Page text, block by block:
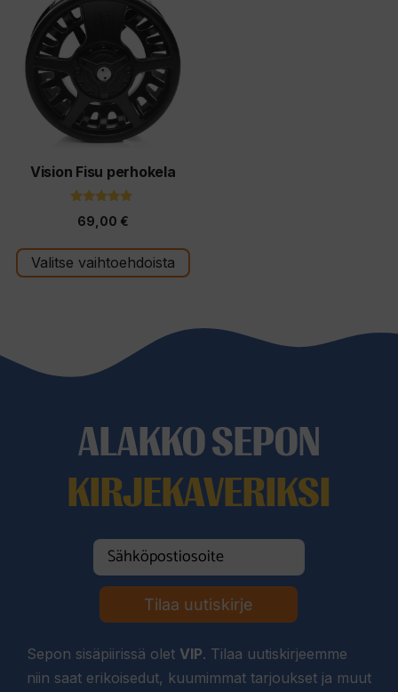
Vision Fisu perhokela
5:stä
69,00 €
Valitse vaihtoehdoista
useampi
muunnelma.
Voit
tehdä
tuotteen
ALAKKO SEPON
KIRJEKAVERIKSI
Tilaa uutiskirje
Sepon sisäpiirissä olet VIP. Tilaa uutiskirjeemme
niin saat erikoisedut, kuumimmat tarjoukset ja muut